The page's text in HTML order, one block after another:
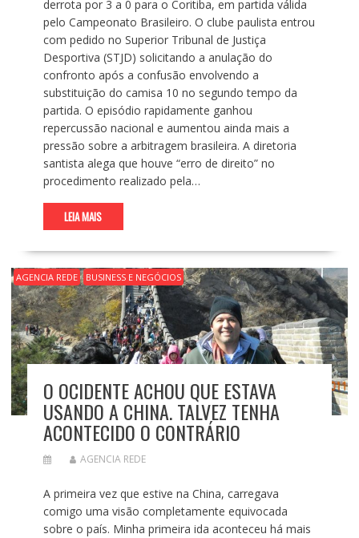
derrota por 3 a 0 para o Coritiba, em partida válida
pelo Campeonato Brasileiro. O clube paulista entrou
com pedido no Superior Tribunal de Justiça
Desportiva (STJD) solicitando a anulação do
confronto após a confusão envolvendo a
substituição do camisa 10 no segundo tempo da
partida. O episódio rapidamente ganhou
repercussão nacional e aumentou ainda mais a
pressão sobre a arbitragem brasileira. A diretoria
santista alega que houve “erro de direito” no
procedimento realizado pela…
LEIA MAIS
AGENCIA REDE BUSINESS E NEGÓCIOS
O OCIDENTE ACHOU QUE ESTAVA
USANDO A CHINA. TALVEZ TENHA
ACONTECIDO O CONTRÁRIO
AGENCIA REDE
A primeira vez que estive na China, carregava
comigo uma visão completamente equivocada
sobre o país. Minha primeira ida aconteceu há mais